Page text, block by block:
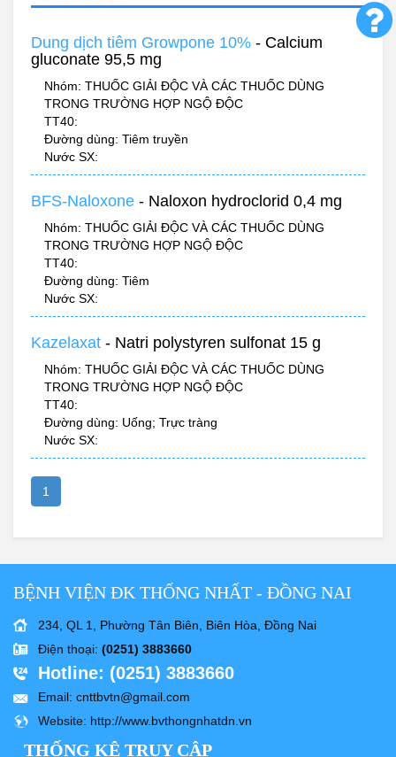
Dung dịch tiêm Growpone 10% - Calcium
gluconate 95,5 mg
Nhóm: THUỐC GIẢI ĐỘC VÀ CÁC THUỐC DÙNG
TRONG TRƯỜNG HỢP NGỘ ĐỘC
TT40:
Đường dùng: Tiêm truyền
Nước SX:
BFS-Naloxone - Naloxon hydroclorid 0,4 mg
Nhóm: THUỐC GIẢI ĐỘC VÀ CÁC THUỐC DÙNG
TRONG TRƯỜNG HỢP NGỘ ĐỘC
TT40:
Đường dùng: Tiêm
Nước SX:
Kazelaxat - Natri polystyren sulfonat 15 g
Nhóm: THUỐC GIẢI ĐỘC VÀ CÁC THUỐC DÙNG
TRONG TRƯỜNG HỢP NGỘ ĐỘC
TT40:
Đường dùng: Uống; Trực tràng
Nước SX:
1
BỆNH VIỆN ĐK THỐNG NHẤT - ĐỒNG NAI
234, QL 1, Phường Tân Biên, Biên Hòa, Đồng Nai
Điện thoại: (0251) 3883660
Hotline: (0251) 3883660
Email: cnttbvtn@gmail.com
Website: http://www.bvthongnhatdn.vn
THỐNG KÊ TRUY CẬP